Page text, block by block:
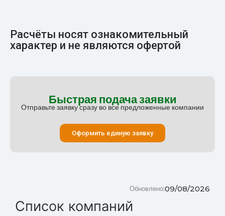
Расчёты носят ознакомительный
характер и не являются офертой
Быстрая подача заявки
Отправьте заявку сразу во все предложенные компании
Оформить единую заявку
09/08/2026
Обновлено:
Список компаний